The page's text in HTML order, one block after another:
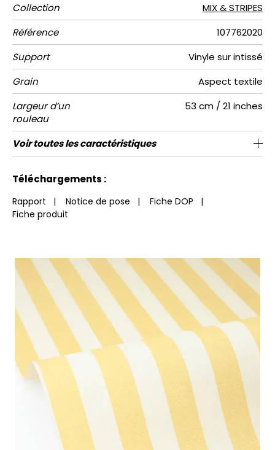
Collection
MIX & STRIPES
Référence
107762020
Support
Vinyle sur intissé
Grain
Aspect textile
Largeur d’un
rouleau
53 cm / 21 inches
Longueur Vendu au rouleau de 10.05m / 11 yards
Raccord Raccord libre
Rapport
Vertical
53cm / 21 pouces
Poids g/m² 230
Description
produit
Rayure classique reguliere effet
textile
Entretien Lessivable à la brosse
Pose colle Encollage du mur
Dépose Arrachage à sec
Norme COV A+
ASTME84 Class A
Norme
euroclass
C s1 d0
Voir toutes les caractéristiques
Téléchargements :
Rapport | Notice de pose | Fiche DOP |
Fiche produit